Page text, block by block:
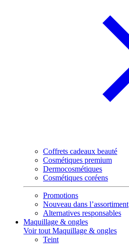
Coffrets cadeaux beauté
Cosmétiques premium
Dermocosmétiques
Cosmétiques coréens
Promotions
Nouveau dans l’assortiment
Alternatives responsables
Maquillage & ongles
Voir tout Maquillage & ongles
Teint